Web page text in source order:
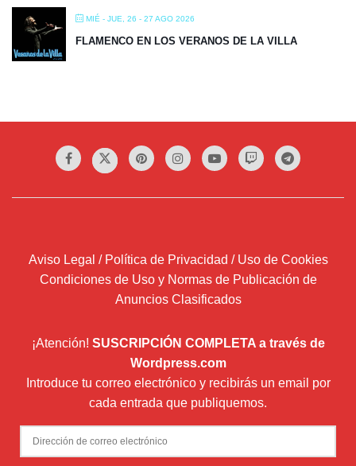
MIÉ - JUE, 26 - 27 AGO 2026
FLAMENCO EN LOS VERANOS DE LA VILLA
Aviso Legal / Política de Privacidad / Uso de Cookies
Condiciones de Uso y Normas de Publicación de
Anuncios Clasificados
¡Atención! SUSCRIPCIÓN COMPLETA a través de
Wordpress.com
Introduce tu correo electrónico y recibirás un email por
cada entrada que publiquemos.
Dirección
de